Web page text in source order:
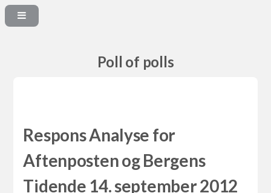
Poll of polls
Respons Analyse for
Aftenposten og Bergens
Tidende 14. september 2012